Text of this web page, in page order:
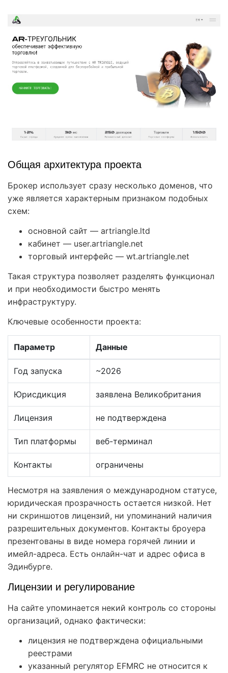
Общая архитектура проекта
Брокер использует сразу несколько доменов, что
уже является характерным признаком подобных
схем:
основной сайт — artriangle.ltd
кабинет — user.artriangle.net
торговый интерфейс — wt.artriangle.net
Такая структура позволяет разделять функционал
и при необходимости быстро менять
инфраструктуру.
Ключевые особенности проекта:
Параметр Данные
Год запуска ~2026
Юрисдикция заявлена Великобритания
Лицензия не подтверждена
Тип платформы веб-терминал
Контакты ограничены
Несмотря на заявления о международном статусе,
юридическая прозрачность остается низкой. Нет
ни скриншотов лицензий, ни упоминаний наличия
разрешительных документов. Контакты броуера
презентованы в виде номера горячей линии и
имейл-адреса. Есть онлайн-чат и адрес офиса в
Эдинбурге.
Лицензии и регулирование
На сайте упоминается некий контроль со стороны
организаций, однако фактически:
лицензия не подтверждена официальными
реестрами
указанный регулятор EFMRC не относится к